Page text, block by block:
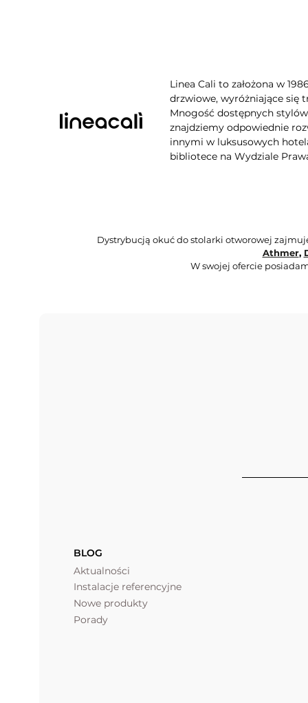
Linea Cali to założona w
drzwiowe, wyróżniające się
Mnogość dostępnych
znajdziemy odpowiednie
innymi w luksusowych
bibliotece na Wydziale
Dystrybucją okuć do stolarki otworowej
Athmer,
W swojej ofercie
BLOG
Aktualności
Instalacje referencyjne
Nowe produkty
Porady